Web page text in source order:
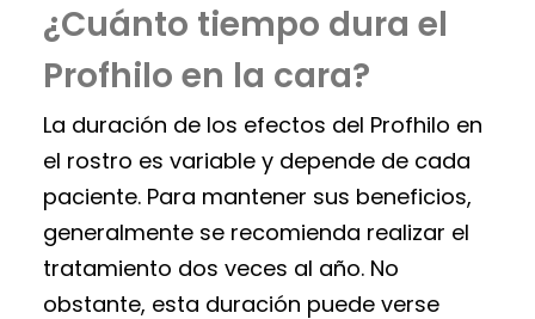
¿Cuánto tiempo dura el
Profhilo en la cara?
La duración de los efectos del Profhilo en
el rostro es variable y depende de cada
paciente. Para mantener sus beneficios,
generalmente se recomienda realizar el
tratamiento dos veces al año. No
obstante, esta duración puede verse